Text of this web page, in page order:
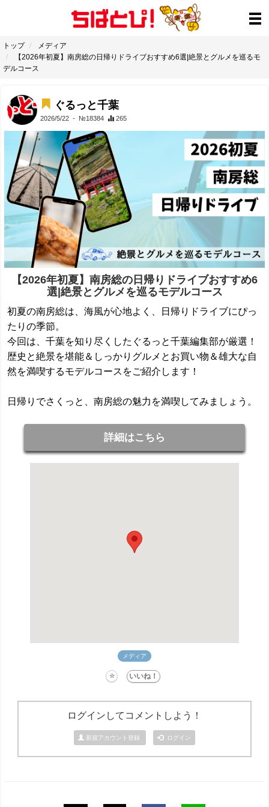
トップ
メディア
【2026年初夏】南房総の日帰りドライブおすすめ6選|絶景とグルメを巡るモ
デルコース
ぐるっと千葉
2026/5/22 - №18384 265
【2026年初夏】南房総の日帰りドライブおすすめ6
選|絶景とグルメを巡るモデルコース
初夏の南房総は、海風が心地よく、日帰りドライブにぴっ
たりの季節。
今回は、千葉を知り尽くしたぐるっと千葉編集部が厳選！
歴史と絶景を堪能＆しっかりグルメとお買い物＆雄大な自
然を満喫するモデルコースをご紹介します！
日帰りでさくっと、南房総の魅力を満喫してみましょう。
詳細はこちら
メディア
ログインしてコメントしよう！
新規アカウント登録 ログイン